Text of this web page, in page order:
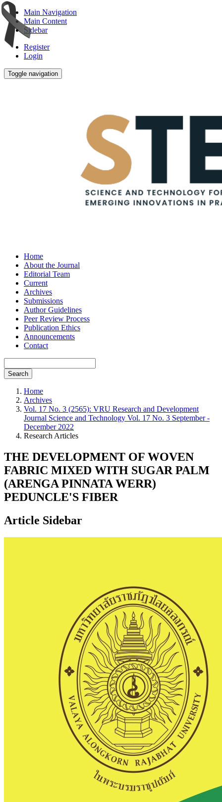
Main Navigation
Main Content
Sidebar
Register
Login
Toggle navigation
Home
About the Journal
Editorial Team
Current
Archives
Submissions
Author Guidelines
Peer Review Process
Publication Ethics
Announcements
Contact
Search
Home
Archives
Vol. 17 No. 3 (2565): VRU Research and Development
Journal Science and Technology Vol. 17 No. 3 September -
December 2022
Research Articles
THE DEVELOPMENT OF WOVEN
FABRIC MIXED WITH SUGAR PALM
(ARENGA PINNATA WERR)
PEDUNCLE'S FIBER
Article Sidebar